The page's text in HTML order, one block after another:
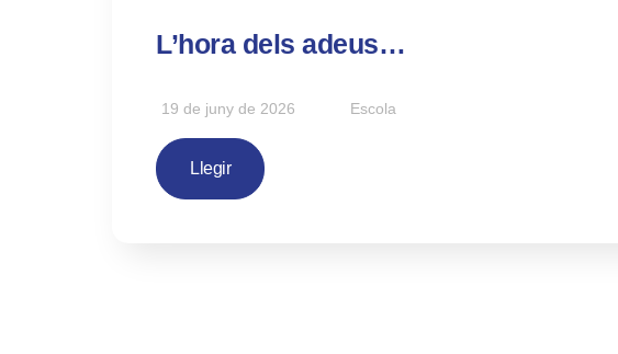
L’hora dels adeus…
19 de juny de 2026 Escola
Llegir